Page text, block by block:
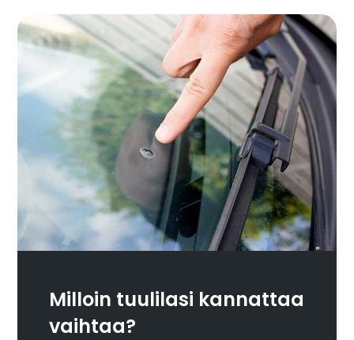
Milloin tuulilasi kannattaa
vaihtaa?